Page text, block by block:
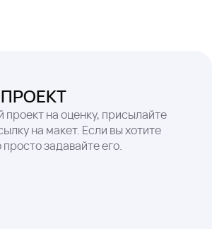
проект на оценку, присылайте
на макет. Если вы хотите
задавайте его.